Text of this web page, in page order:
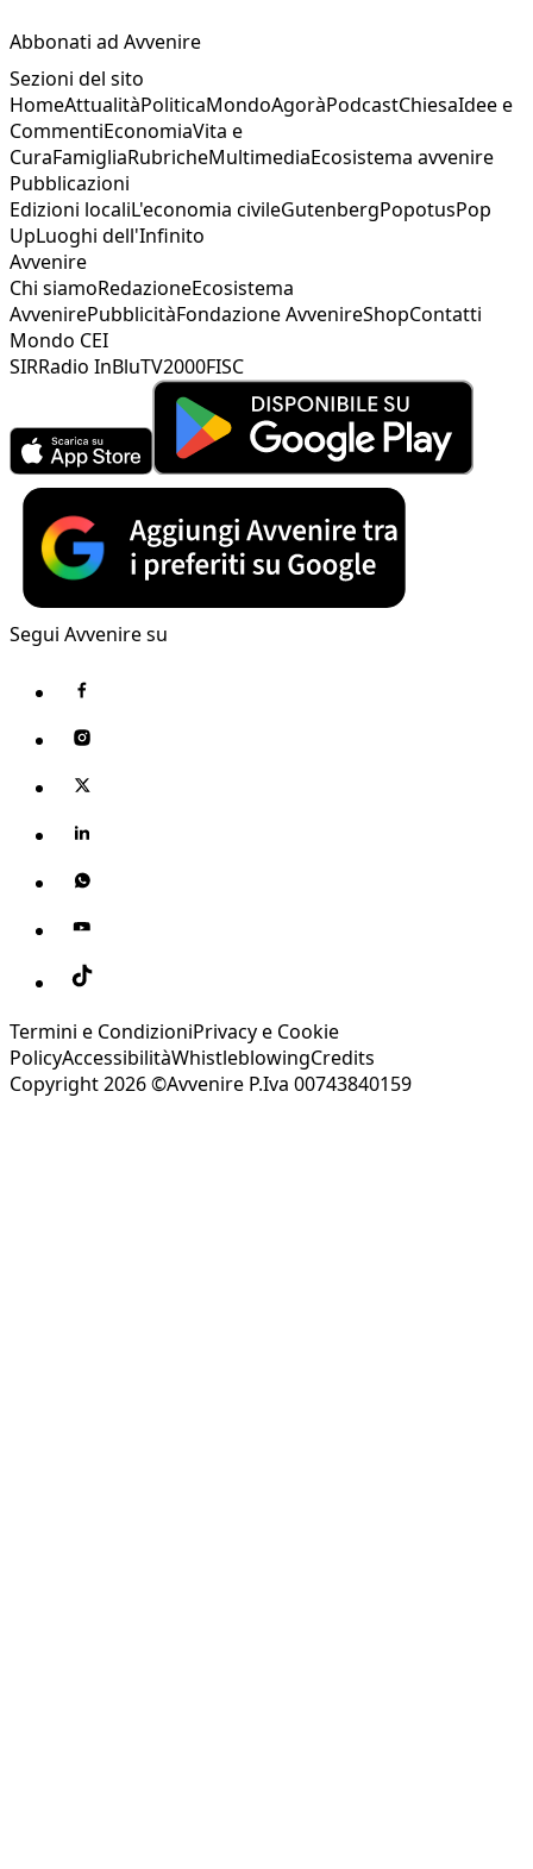
Abbonati ad Avvenire
Sezioni del sito
HomeAttualitàPoliticaMondoAgoràPodcastChiesaIdee e
CommentiEconomiaVita e
CuraFamigliaRubricheMultimediaEcosistema avvenire
Pubblicazioni
Edizioni localiL'economia civileGutenbergPopotusPop
UpLuoghi dell'Infinito
Avvenire
Chi siamoRedazioneEcosistema
AvvenirePubblicitàFondazione AvvenireShopContatti
Mondo CEI
SIRRadio InBluTV2000FISC
Segui Avvenire su
Termini e CondizioniPrivacy e Cookie
PolicyAccessibilitàWhistleblowingCredits
Copyright 2026 ©Avvenire P.Iva 00743840159